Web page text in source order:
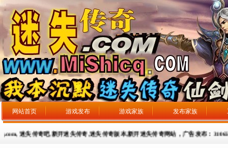
网站首页 游戏发布 游戏家族 发布家族
迷失传奇吧,新开迷失传奇,迷失传奇版本,新开迷失传奇网站，广告发布：